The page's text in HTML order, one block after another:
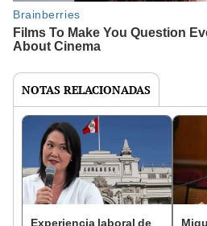
NOTAS RELACIONADAS
Experiencia laboral de